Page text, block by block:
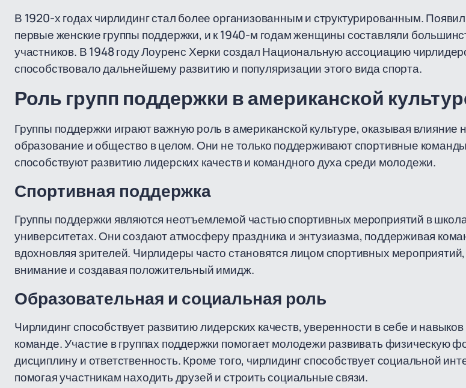
В 1920-х годах чирлидинг стал более организованным и структурированным.
первые женские группы поддержки, и к 1940-м годам женщины составляли
участников. В 1948 году Лоуренс Херки создал Национальную ассоциацию
способствовало дальнейшему развитию и популяризации этого вида спорта.
Роль групп поддержки в американской
Группы поддержки играют важную роль в американской культуре, оказывая влияние
образование и общество в целом. Они не только поддерживают спортивные
способствуют развитию лидерских качеств и командного духа среди молодежи.
Спортивная поддержка
Группы поддержки являются неотъемлемой частью спортивных мероприятий в
университетах. Они создают атмосферу праздника и энтузиазма, поддерживая
вдохновляя зрителей. Чирлидеры часто становятся лицом спортивных
внимание и создавая положительный имидж.
Образовательная и социальная роль
Чирлидинг способствует развитию лидерских качеств, уверенности в себе и
команде. Участие в группах поддержки помогает молодежи развивать физическую
дисциплину и ответственность. Кроме того, чирлидинг способствует социальной
помогая участникам находить друзей и строить социальные связи.